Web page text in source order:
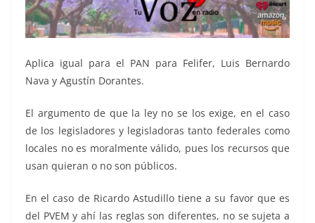
Aplica igual para el PAN para Felifer, Luis Bernardo
Nava y Agustín Dorantes.
El argumento de que la ley no se los exige, en el caso
de los legisladores y legisladoras tanto federales como
locales no es moralmente válido, pues los recursos que
usan quieran o no son públicos.
En el caso de Ricardo Astudillo tiene a su favor que es
del PVEM y ahí las reglas son diferentes, no se sujeta a